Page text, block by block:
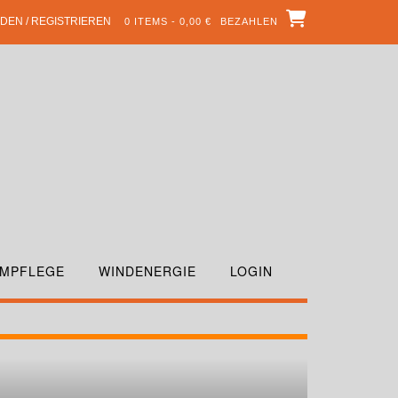
/ REGISTRIEREN 0 ITEMS - 0,00 € BEZAHLEN
WINDENERGIE LOGIN